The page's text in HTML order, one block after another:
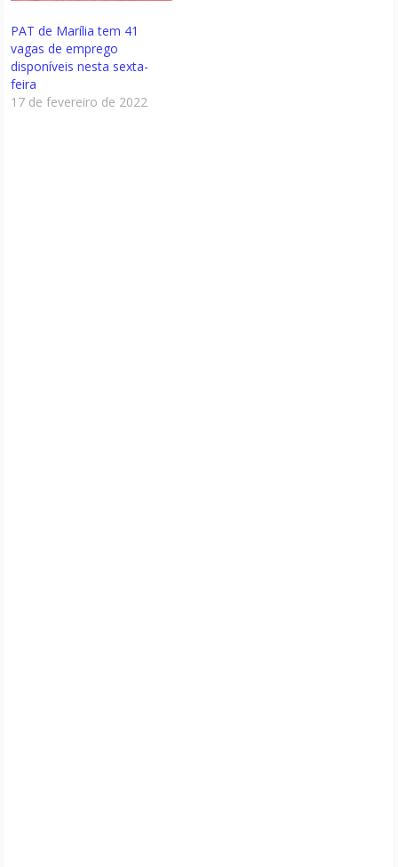
PAT de Marília tem 41
vagas de emprego
disponíveis nesta sexta-
feira
17 de fevereiro de 2022